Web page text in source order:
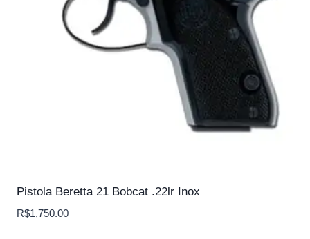
Pistola Beretta 21 Bobcat .22lr Inox
R$1,750.00